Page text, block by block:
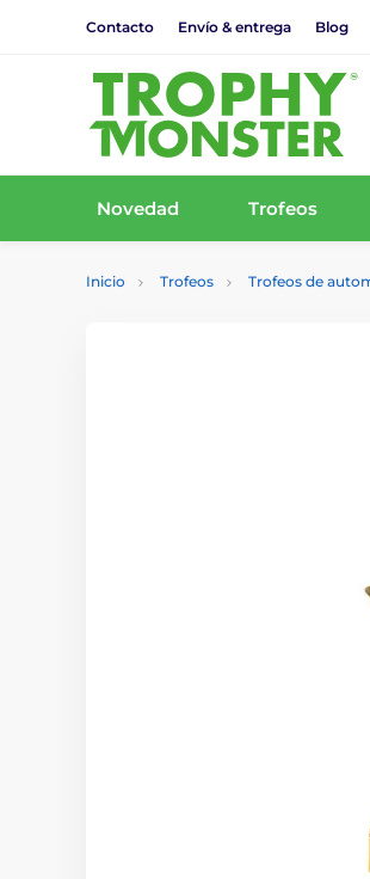
Contacto Envío & entrega Blog
Novedad Trofeos
Inicio Trofeos Trofeos de